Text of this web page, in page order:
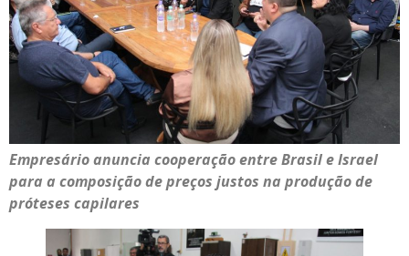
Empresário anuncia cooperação entre Brasil e Israel
para a composição de preços justos na produção de
próteses capilares